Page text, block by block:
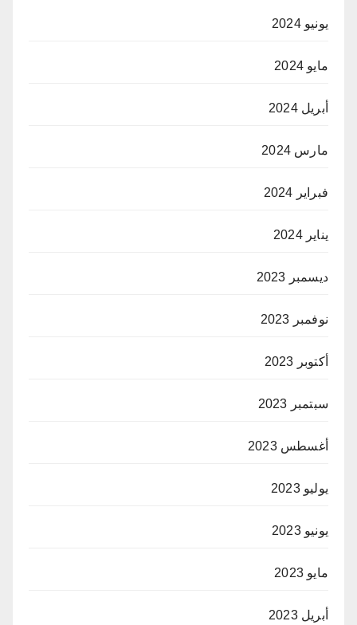
يونيو 2024
مايو 2024
أبريل 2024
مارس 2024
فبراير 2024
يناير 2024
ديسمبر 2023
نوفمبر 2023
أكتوبر 2023
سبتمبر 2023
أغسطس 2023
يوليو 2023
يونيو 2023
مايو 2023
أبريل 2023